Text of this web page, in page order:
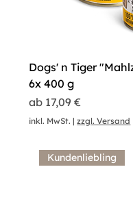
Dogs' n Tiger
6x 400 g
ab 17,09 €
Sale-Preis
inkl. MwSt. |zzgl. Versand
Kundenliebling